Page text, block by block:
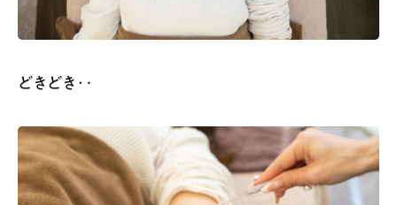
どきどき‥